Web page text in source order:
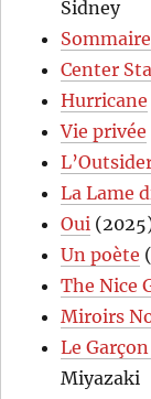
Sidney
Center
Hurricane
Vie privée
La Lame
Oui
Un poète
The Nice
Miroirs
Le
Miyazaki